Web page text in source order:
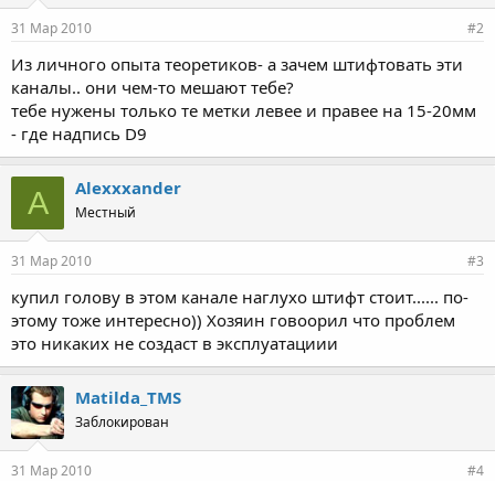
31 Мар 2010 #2
Из личного опыта теоретиков- а зачем штифтовать эти
каналы.. они чем-то мешают тебе?
тебе нужены только те метки левее и правее на 15-20мм
- где надпись D9
A Alexxxander
Местный
31 Мар 2010 #3
купил голову в этом канале наглухо штифт стоит...... по-
этому тоже интересно)) Хозяин говоорил что проблем
это никаких не создаст в эксплуатациии
Matilda_TMS
Заблокирован
31 Мар 2010 #4